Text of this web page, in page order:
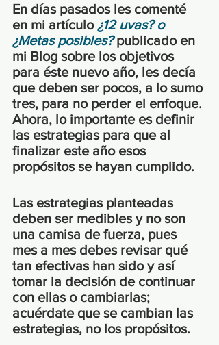
En días pasados les comenté
en mi artículo ¿12 uvas? o
¿Metas posibles? publicado en
mi Blog sobre los objetivos
para éste nuevo año, les decía
que deben ser pocos, a lo sumo
tres, para no perder el enfoque.
Ahora, lo importante es definir
las estrategias para que al
finalizar este año esos
propósitos se hayan cumplido.
Las estrategias planteadas
deben ser medibles y no son
una camisa de fuerza, pues
mes a mes debes revisar qué
tan efectivas han sido y así
tomar la decisión de continuar
con ellas o cambiarlas;
acuérdate que se cambian las
estrategias, no los propósitos.